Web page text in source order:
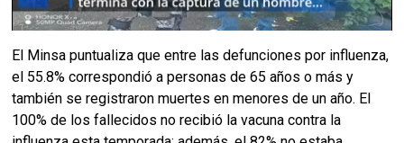
El Minsa puntualiza que entre las defunciones por influenza,
el 55.8% correspondió a personas de 65 años o más y
también se registraron muertes en menores de un año. El
100% de los fallecidos no recibió la vacuna contra la